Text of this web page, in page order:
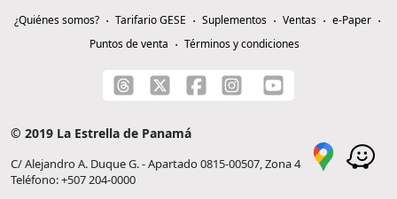
¿Quiénes somos? Tarifario GESE Suplementos Ventas
e-Paper
Puntos de venta
Términos y condiciones
© 2019 La Estrella de Panamá
C/ Alejandro A. Duque G. - Apartado 0815-00507, Zona 4
Teléfono: +507 204-0000